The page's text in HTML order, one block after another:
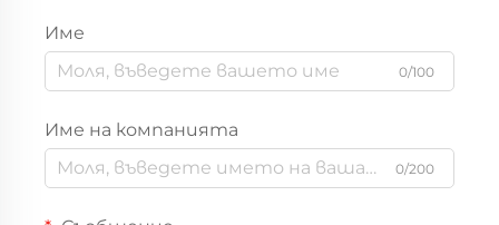
Име
0/100
Име на компанията
0/200